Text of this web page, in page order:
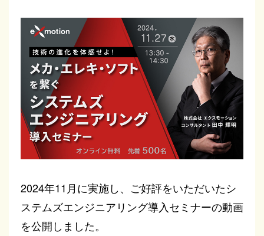
2024年11月に実施し、ご好評をいただいたシ
ステムズエンジニアリング導入セミナーの動画
を公開しました。